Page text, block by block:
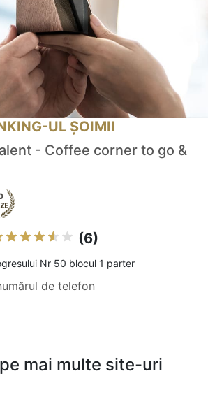
UL ȘOIMII
- Coffee corner to go &
(6)
Nr 50 blocul 1 parter
de telefon
mai multe site-uri